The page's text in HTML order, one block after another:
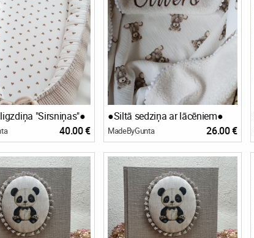
"Sirsniņas"●
40.00 €
●Siltā sedziņa ar lācēniem●
MadeByGunta 26.00 €